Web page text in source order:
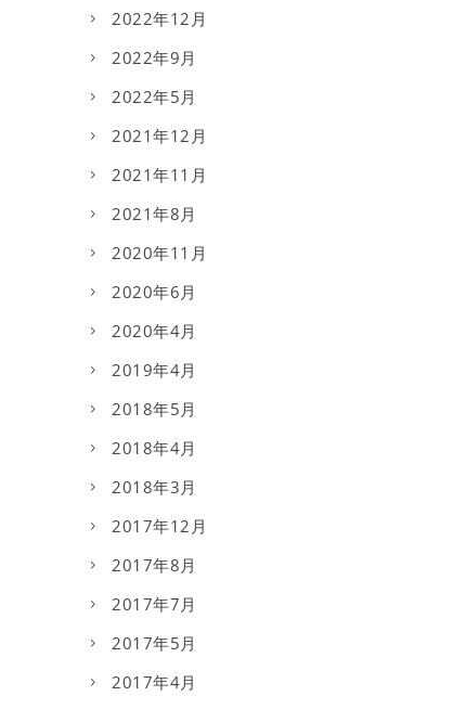
2022年12月
2022年9月
2022年5月
2021年12月
2021年11月
2021年8月
2020年11月
2020年6月
2020年4月
2019年4月
2018年5月
2018年4月
2018年3月
2017年12月
2017年8月
2017年7月
2017年5月
2017年4月